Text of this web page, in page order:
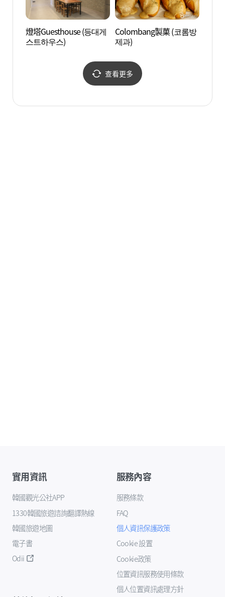
燈塔Guesthouse (등대게
스트하우스)
Colombang製菓 (코롬방
제과)
查看更多
實用資訊
韓國觀光公社APP
1330韓國旅遊諮詢翻譯熱線
韓國旅遊地圖
電子書
Odii
服務內容
服務條款
FAQ
個人資訊保護政策
Cookie 設置
Cookie政策
位置資訊服務使用條款
個人位置資訊處理方針